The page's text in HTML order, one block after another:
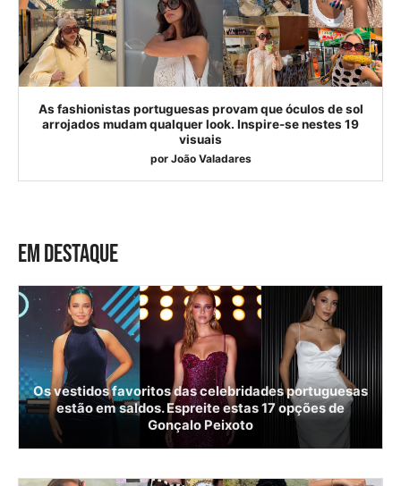
As fashionistas portuguesas provam que óculos de sol
arrojados mudam qualquer look. Inspire-se nestes 19
visuais
por João Valadares
EM DESTAQUE
Os vestidos favoritos das celebridades portuguesas
estão em saldos. Espreite estas 17 opções de
Gonçalo Peixoto